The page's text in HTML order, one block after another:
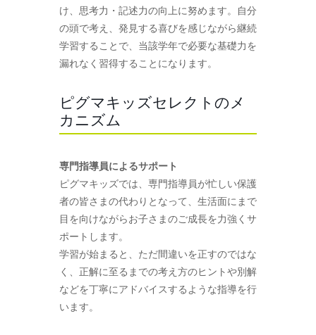
け、思考力・記述力の向上に努めます。自分
の頭で考え、発見する喜びを感じながら継続
学習することで、当該学年で必要な基礎力を
漏れなく習得することになります。
ピグマキッズセレクトのメ
カニズム
専門指導員によるサポート
ピグマキッズでは、専門指導員が忙しい保護
者の皆さまの代わりとなって、生活面にまで
目を向けながらお子さまのご成長を力強くサ
ポートします。
学習が始まると、ただ間違いを正すのではな
く、正解に至るまでの考え方のヒントや別解
などを丁寧にアドバイスするような指導を行
います。